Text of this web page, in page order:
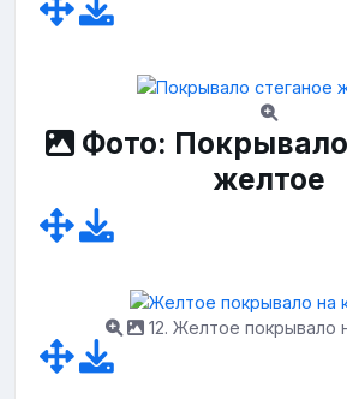
Фото: Покрывало
желтое
12. Желтое покрывало